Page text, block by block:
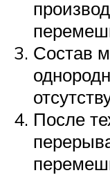
Состав
После